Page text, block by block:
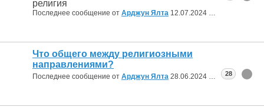
Последнее сообщение от Арджун Ялта 12.07.2024 23:09
Что общего между религиозными
направлениями?
Последнее сообщение от Арджун Ялта 28.06.2024 00:3428